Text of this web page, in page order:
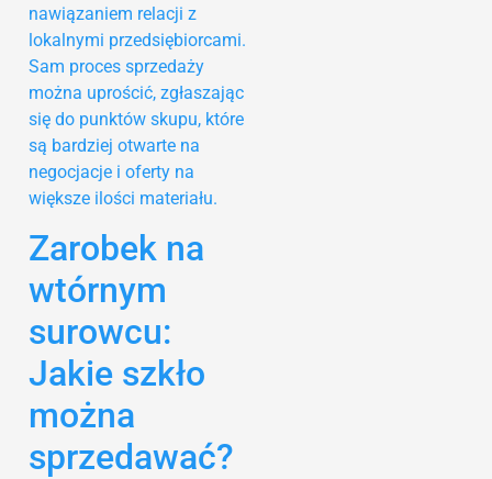
nawiązaniem relacji z
lokalnymi przedsiębiorcami.
Sam proces sprzedaży
można uprościć, zgłaszając
się do punktów skupu, które
są bardziej otwarte na
negocjacje i oferty na
większe ilości materiału.
Zarobek na
wtórnym
surowcu:
Jakie szkło
można
sprzedawać?